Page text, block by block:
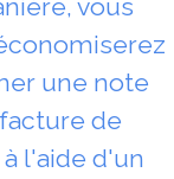
vous
une note
de
l'aide d'un